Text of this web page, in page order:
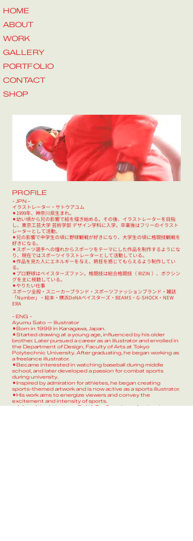
HOME
ABOUT
WORK
GALLERY
PORTFOLIO
CONTACT
SHOP
PROFILE
- JPN -
​イラストレーター・サトウアユム
​⚫︎1999年、神奈川県生まれ。​
⚫︎幼い頃から兄の影響で絵を描き始める。その後、イラストレーターを目指
し、東京工芸大学 芸術学部 デザイン学科に入学。卒業後はフリーのイラスト
レーターとして活動。​
⚫︎兄の影響で中学生の頃に野球観戦が好きになり、大学生の頃に格闘技観戦を
好きになる。​​
⚫︎スポーツ選手への憧れからスポーツをテーマにした作品を制作するようにな
り、現在ではスポーツイラストレーターとして活動している。​​
⚫︎作品を見た人にエネルギーを与え、熱狂を感じてもらえるよう制作してい
る。​​​​
⚫︎プロ野球はベイスターズファン。格闘技は総合格闘技（ RIZIN ）、ボクシン
グを主に視聴している。​​​
⚫︎やりたい仕事​
スポーツ全般・スニーカーブランド・スポーツファッションブランド・雑誌
「Number」・絵本・横浜DeNAベイスターズ・BEAMS・G-SHOCK・NEW
ERA
- ENG -
Ayumu Sato — Illustrator
⚫︎ Born in 1999 in Kanagawa, Japan.
⚫︎ Started drawing at a young age, influenced by his older
brother. Later pursued a career as an illustrator and enrolled in
the Department of Design, Faculty of Arts at Tokyo
Polytechnic University. After graduating, he began working as
a freelance illustrator.
⚫︎ Became interested in watching baseball during middle
school, and later developed a passion for combat sports
during university.
⚫︎ Inspired by admiration for athletes, he began creating
sports-themed artwork and is now active as a sports illustrator.
⚫︎ His work aims to energize viewers and convey the
excitement and intensity of sports.
⚫︎A fan of the Yokohama DeNA BayStars in professional